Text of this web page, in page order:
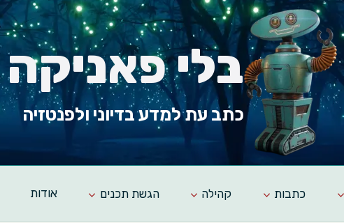
בלי פאניקה
כתב עת למדע בדיוני ולפנטזיה
כתבות קהילה הגשת תכנים אודות